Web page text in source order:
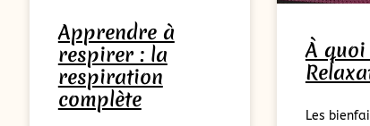
Apprendre à
respirer : la
respiration
complète
À
Les